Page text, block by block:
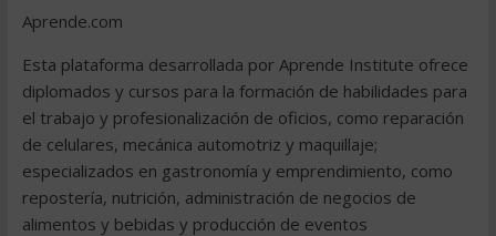
Aprende.com
Esta plataforma desarrollada por Aprende Institute ofrece
diplomados y cursos para la formación de habilidades para
el trabajo y profesionalización de oficios, como reparación
de celulares, mecánica automotriz y maquillaje;
especializados en gastronomía y emprendimiento, como
repostería, nutrición, administración de negocios de
alimentos y bebidas y producción de eventos